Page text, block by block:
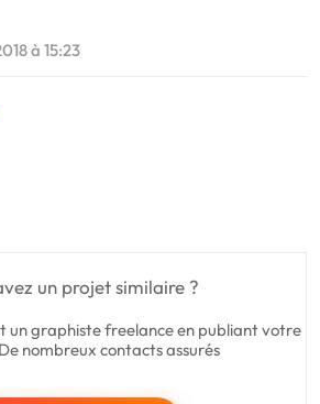
à 15:23
un projet similaire ?
un graphiste freelance en publiant votre
nombreux contacts assurés